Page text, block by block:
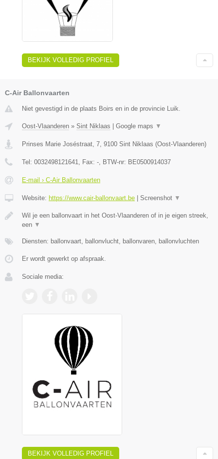
BEKIJK VOLLEDIG PROFIEL
C-Air Ballonvaarten
Niet gevestigd in de plaats Boirs en in de provincie Luik.
Oost-Vlaanderen » Sint Niklaas Google maps ▼
Prinses Marie Joséstraat, 7, 9100 Sint Niklaas (Oost-Vlaanderen)
Tel: 0032498121641, Fax: -, BTW-nr: BE0500914037
E-mail › C-Air Ballonvaarten
Website: https://www.cair-ballonvaart.be Screenshot ▼
Wil je een ballonvaart in het Oost-Vlaanderen of in je eigen streek,
een ▼
Diensten: ballonvaart, ballonvlucht, ballonvaren, ballonvluchten
Er wordt gewerkt op afspraak.
Sociale media:
BEKIJK VOLLEDIG PROFIEL